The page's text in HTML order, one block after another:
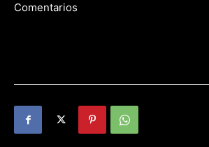
Comentarios